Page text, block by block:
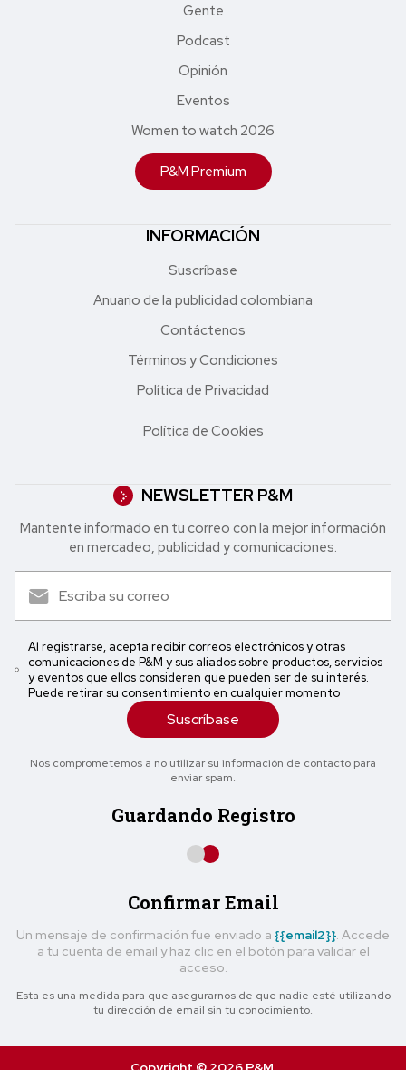
Gente
Podcast
Opinión
Eventos
Women to watch 2026
P&M Premium
INFORMACIÓN
Suscríbase
Anuario de la publicidad colombiana
Contáctenos
Términos y Condiciones
Política de Privacidad
Política de Cookies
NEWSLETTER P&M
Mantente informado en tu correo con la mejor in formación
en mercadeo, publicidad y comunicaciones.
Al registrarse, acepta recibir correos electrónicos y otras
comunicaciones de P&M y sus aliados sobre productos, servicios
y eventos que ellos consideren que pueden ser de su interés.
Puede retirar su consentimiento en cualquier momento
Suscríbase
Nos comprometemos a no utilizar su información de contacto para
enviar spam.
Guardando Registro
Confirmar Email
Un mensaje de confirmación fue enviado a {{email2}} . Accede
a tu cuenta de email y haz clic en el botón para validar el
acceso.
Esta es una medida para que asegurarnos de que nadie esté utilizando
tu dirección de email sin tu conocimiento.